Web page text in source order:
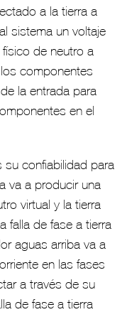
a la tierra a
sistema un voltaje
de neutro a
componentes
la entrada para
en el
su confiabilidad para
va a producir una
virtual y la tierra
falla de fase a tierra
aguas arriba va a
en las fases
a través de su
de fase a tierra